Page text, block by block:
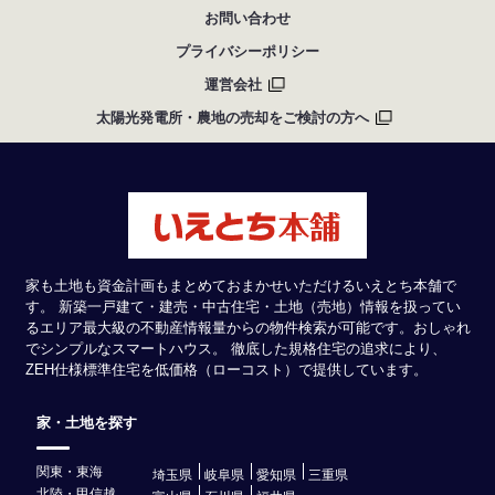
お問い合わせ
プライバシーポリシー
運営会社
太陽光発電所・農地の売却をご検討の方へ
家も土地も資金計画もまとめておまかせいただけるいえとち本舗で
す。 新築一戸建て・建売・中古住宅・土地（売地）情報を扱ってい
るエリア最大級の不動産情報量からの物件検索が可能です。おしゃれ
でシンプルなスマートハウス。 徹底した規格住宅の追求により、
ZEH仕様標準住宅を低価格（ローコスト）で提供しています。
家・土地を探す
関東・東海 埼玉県 岐阜県 愛知県
三重県